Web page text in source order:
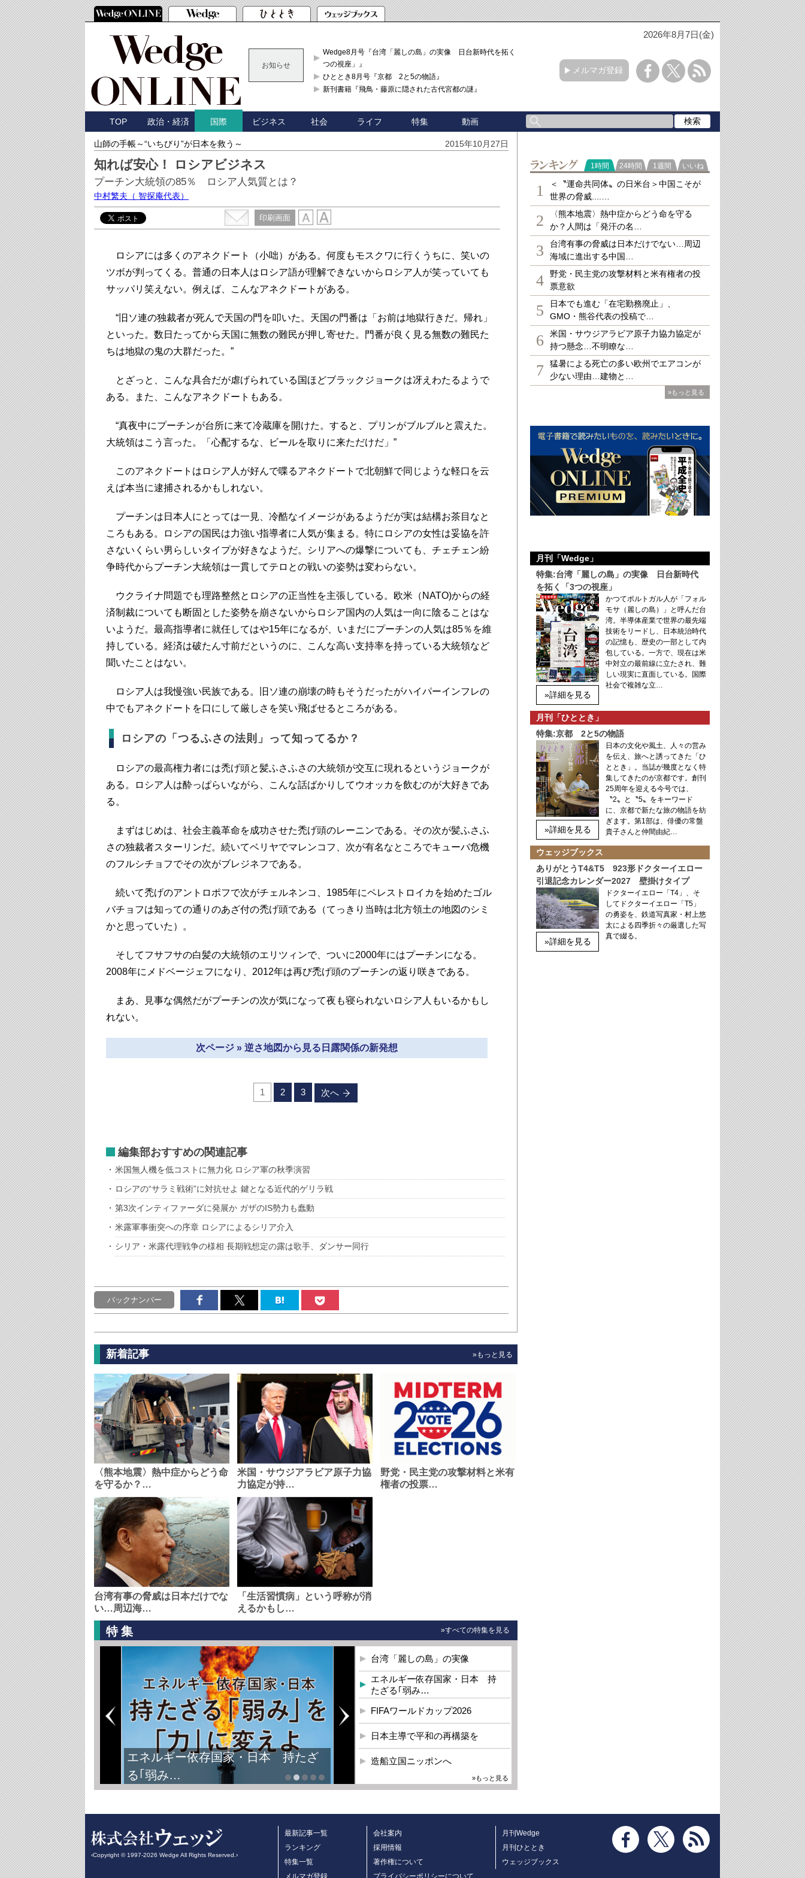
2026年8月7日(金)
お知らせ
Wedge8月号『台湾「麗しの島」の実像 日台新時代を拓く「3
つの視座」』
ひととき8月号『京都 2と5の物語』
新刊書籍『飛鳥・藤原に隠された古代宮都の謎』
メルマガ登録
TOP 政治・経済 国際 ビジネス 社会 ライフ 特集 動画
山師の手帳～“いちびり”が日本を救う～ 2015年10月27日
知れば安心！ ロシアビジネス
プーチン大統領の85％ ロシア人気質とは？
中村繁夫 （ 智探庵代表）
印刷画面
ロシアには多くのアネクドート（小咄）がある。何度もモスクワに行くうちに、笑いの
ツボが判ってくる。普通の日本人はロシア語が理解できないからロシア人が笑っていても
サッパリ笑えない。例えば、こんなアネクドートがある。
“旧ソ連の独裁者が死んで天国の門を叩いた。天国の門番は「お前は地獄行きだ。帰れ」
といった。数日たってから天国に無数の難民が押し寄せた。門番が良く見る無数の難民た
ちは地獄の鬼の大群だった。”
とざっと、こんな具合だが虐げられている国ほどブラックジョークは冴えわたるようで
ある。また、こんなアネクドートもある。
“真夜中にプーチンが台所に来て冷蔵庫を開けた。すると、プリンがブルブルと震えた。
大統領はこう言った。「心配するな、ビールを取りに来ただけだ」”
このアネクドートはロシア人が好んで喋るアネクドートで北朝鮮で同じような軽口を云
えば本当に逮捕されるかもしれない。
プーチンは日本人にとっては一見、冷酷なイメージがあるようだが実は結構お茶目なと
ころもある。ロシアの国民は力強い指導者に人気が集まる。特にロシアの女性は妥協を許
さないくらい男らしいタイプが好きなようだ。シリアへの爆撃についても、チェチェン紛
争時代からプーチン大統領は一貫してテロとの戦いの姿勢は変わらない。
ウクライナ問題でも理路整然とロシアの正当性を主張している。欧米（NATO)からの経
済制裁についても断固とした姿勢を崩さないからロシア国内の人気は一向に陰ることはな
いようだ。最高指導者に就任してはや15年になるが、いまだにプーチンの人気は85％を維
持している。経済は破たん寸前だというのに、こんな高い支持率を持っている大統領など
聞いたことはない。
ロシア人は我慢強い民族である。旧ソ連の崩壊の時もそうだったがハイパーインフレの
中でもアネクドートを口にして厳しさを笑い飛ばせるところがある。
ロシアの「つるふさの法則」って知ってるか？
ロシアの最高権力者には禿げ頭と髪ふさふさの大統領が交互に現れるというジョークが
ある。ロシア人は酔っぱらいながら、こんな話ばかりしてウオッカを飲むのが大好きであ
る。
まずはじめは、社会主義革命を成功させた禿げ頭のレーニンである。その次が髪ふさふ
さの独裁者スターリンだ。続いてベリヤでマレンコフ、次が有名なところでキューバ危機
のフルシチョフでその次がブレジネフである。
続いて禿げのアントロポフで次がチェルネンコ、1985年にペレストロイカを始めたゴル
バチョフは知っての通りのあざ付の禿げ頭である（てっきり当時は北方領土の地図のシミ
かと思っていた）。
そしてフサフサの白髪の大統領のエリツィンで、ついに2000年にはプーチンになる。
2008年にメドベージェフになり、2012年は再び禿げ頭のプーチンの返り咲きである。
まあ、見事な偶然だがプーチンの次が気になって夜も寝られないロシア人もいるかもし
れない。
次ページ » 逆さ地図から見る日露関係の新発想
1 2 3 次へ
編集部おすすめの関連記事
米国無人機を低コストに無力化 ロシア軍の秋季演習
ロシアの“サラミ戦術”に対抗せよ 鍵となる近代的ゲリラ戦
第3次インティファーダに発展か ガザのIS勢力も蠢動
米露軍事衝突への序章 ロシアによるシリア介入
シリア・米露代理戦争の様相 長期戦想定の露は歌手、ダンサー同行
バックナンバー
新着記事 »もっと見る
〈熊本地震〉熱中症からどう命
を守るか？…
米国・サウジアラビア原子力協
力協定が持…
野党・民主党の攻撃材料と米有
権者の投票…
台湾有事の脅威は日本だけでな
い…周辺海…
「生活習慣病」という呼称が消
えるかもし…
特集 »すべての特集を見る
エネルギー依存国家・日本 持たざ
る｢弱み…
台湾「麗しの島」の実像
エネルギー依存国家・日本 持
たざる｢弱み…
FIFAワールドカップ2026
日本主導で平和の再構築を
造船立国ニッポンへ
»もっと見る
ランキング
1時間 24時間 1週間 いいね
1
＜〝運命共同体〟の日米台＞中国こそが
世界の脅威....…
2
〈熊本地震〉熱中症からどう命を守る
か？人間は「発汗の名…
3
台湾有事の脅威は日本だけでない…周辺
海域に進出する中国…
4
野党・民主党の攻撃材料と米有権者の投
票意欲
5
日本でも進む「在宅勤務廃止」、
GMO・熊谷代表の投稿で…
6
米国・サウジアラビア原子力協力協定が
持つ懸念…不明瞭な…
7
猛暑による死亡の多い欧州でエアコンが
少ない理由…建物と…
»もっと見る
月刊「Wedge」
特集:台湾「麗しの島」の実像 日台新時代
を拓く「3つの視座」
»詳細を見る
かつてポルトガル人が「フォル
モサ（麗しの島）」と呼んだ台
湾。半導体産業で世界の最先端
技術をリードし、日本統治時代
の記憶も、歴史の一部として内
包している。一方で、現在は米
中対立の最前線に立たされ、難
しい現実に直面している。国際
社会で複雑な立…
月刊「ひととき」
特集:京都 2と5の物語
»詳細を見る
日本の文化や風土、人々の営み
を伝え、旅へと誘ってきた「ひ
ととき」。当誌が幾度となく特
集してきたのが京都です。創刊
25周年を迎える今号では、
〝2〟と〝5〟をキーワード
に、京都で新たな旅の物語を紡
ぎます。第1部は、俳優の常盤
貴子さんと仲間由紀…
ウェッジブックス
ありがとうT4&T5 923形ドクターイエロー
引退記念カレンダー2027 壁掛けタイプ
»詳細を見る
ドクターイエロー「T4」、そ
してドクターイエロー「T5」
の勇姿を、鉄道写真家・村上悠
太による四季折々の厳選した写
真で綴る。
‹Copyright © 1997-2026 Wedge All Rights Reserved.›
最新記事一覧
ランキング
特集一覧
メルマガ登録
会社案内
採用情報
著作権について
プライバシーポリシーについて
月刊Wedge
月刊ひととき
ウェッジブックス